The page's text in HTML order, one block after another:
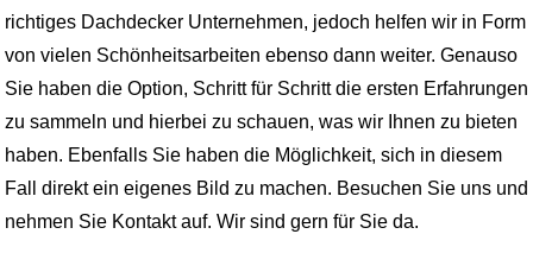
richtiges Dachdecker Unternehmen, jedoch helfen wir in Form
von vielen Schönheitsarbeiten ebenso dann weiter. Genauso
Sie haben die Option, Schritt für Schritt die ersten Erfahrungen
zu sammeln und hierbei zu schauen, was wir Ihnen zu bieten
haben. Ebenfalls Sie haben die Möglichkeit, sich in diesem
Fall direkt ein eigenes Bild zu machen. Besuchen Sie uns und
nehmen Sie Kontakt auf. Wir sind gern für Sie da.